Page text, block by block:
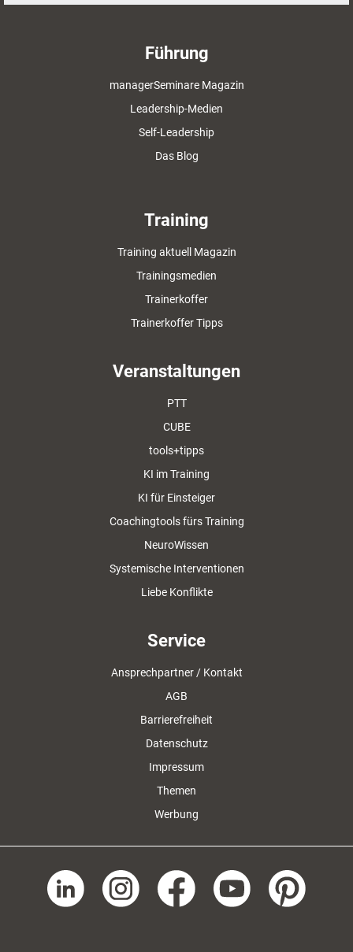
Führung
managerSeminare Magazin
Leadership-Medien
Self-Leadership
Das Blog
Training
Training aktuell Magazin
Trainingsmedien
Trainerkoffer
Trainerkoffer Tipps
Veranstaltungen
PTT
CUBE
tools+tipps
KI im Training
KI für Einsteiger
Coachingtools fürs Training
NeuroWissen
Systemische Interventionen
Liebe Konflikte
Service
Ansprechpartner / Kontakt
AGB
Barrierefreiheit
Datenschutz
Impressum
Themen
Werbung